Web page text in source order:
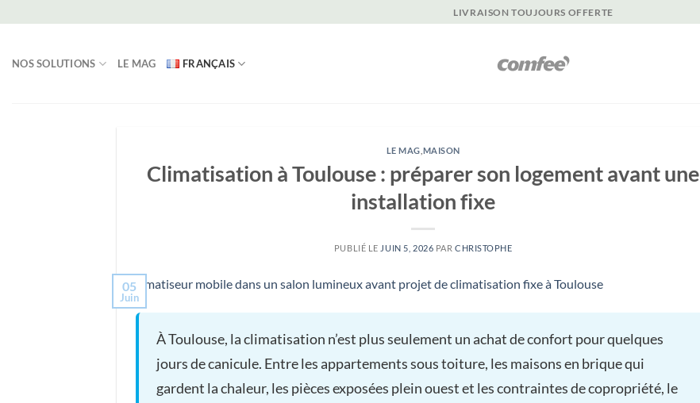
au
LIVRAISON TOUJOURS OFFERTE
NOS SOLUTIONS LE MAG FRANÇAIS
LE MAG MAISON
Climatisation à Toulouse : préparer son logement avant une
installation fixe
PUBLIÉ LE JUIN 5, 2026 PARCHRISTOPHE
05
Juin
À Toulouse, la climatisation n’est plus seulement un achat de confort pour quelques
jours de canicule. Entre les appartements sous toiture, les maisons en brique qui
gardent la chaleur, les pièces exposées plein ouest et les contraintes de copropriété, le